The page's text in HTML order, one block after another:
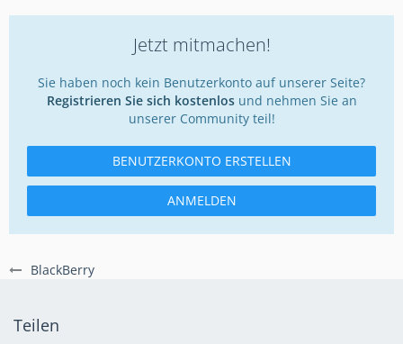
BlackBerry
Jetzt mitmachen!
Sie haben noch kein Benutzerkonto auf unserer Seite?
Registrieren Sie sich kostenlosund nehmen Sie an
unserer Community teil!
BENUTZERKONTO ERSTELLEN
ANMELDEN
Teilen